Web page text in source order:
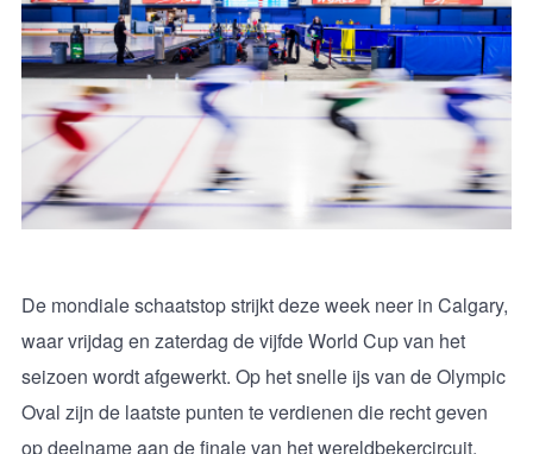
De mondiale schaatstop strijkt deze week neer in Calgary,
waar vrijdag en zaterdag de vijfde World Cup van het
seizoen wordt afgewerkt. Op het snelle ijs van de Olympic
Oval zijn de laatste punten te verdienen die recht geven
op deelname aan de finale van het wereldbekercircuit,